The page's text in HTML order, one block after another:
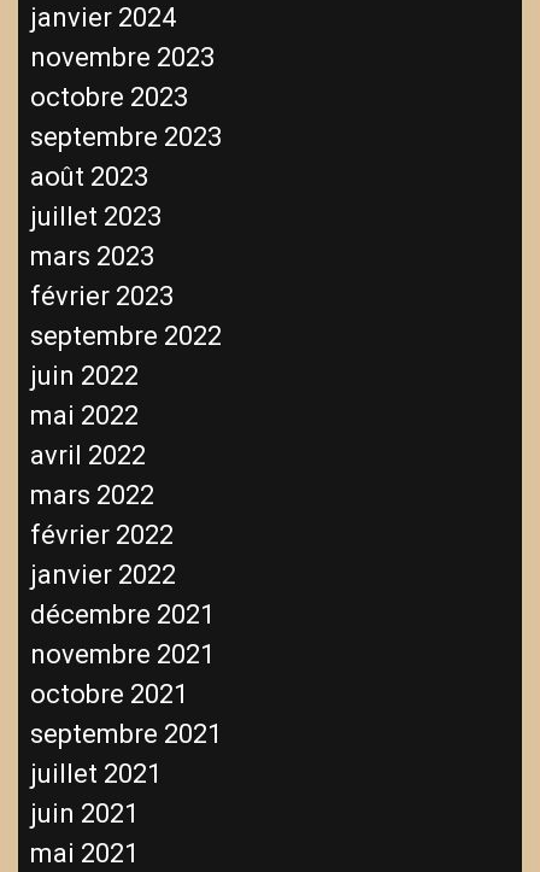
janvier 2024
novembre 2023
octobre 2023
septembre 2023
août 2023
juillet 2023
mars 2023
février 2023
septembre 2022
juin 2022
mai 2022
avril 2022
mars 2022
février 2022
janvier 2022
décembre 2021
novembre 2021
octobre 2021
septembre 2021
juillet 2021
juin 2021
mai 2021